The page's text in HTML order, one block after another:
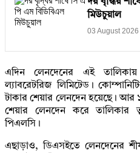
মিউচুয়াল
03 August 2026
এদিন লেনদেনের এই তালিকায়
ল্যাবরেটরিজ লিমিটেড।
টাকার শেয়ার লেনদেন হয়েছে। আর
শেয়ার লেনদেন করে তালিকার
পিএলসি।
এছাড়াও, ডিএসইতে লেনদেনের